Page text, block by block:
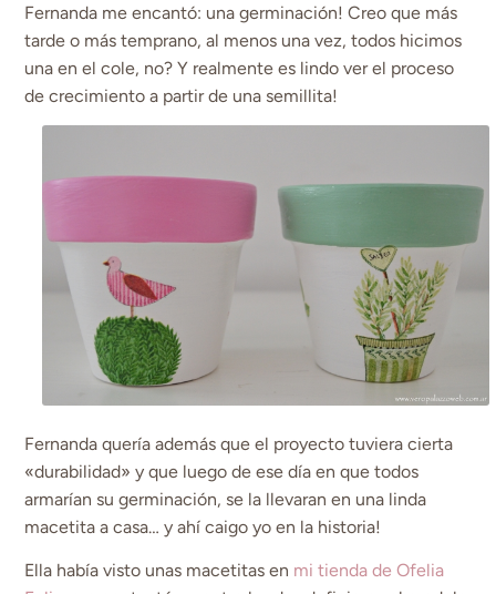
Fernanda me encantó: una germinación! Creo que más
tarde o más temprano, al menos una vez, todos hicimos
una en el cole, no? Y realmente es lindo ver el proceso
de crecimiento a partir de una semillita!
Fernanda quería además que el proyecto tuviera cierta
«durabilidad» y que luego de ese día en que todos
armarían su germinación, se la llevaran en una linda
macetita a casa… y ahí caigo yo en la historia!
Ella había visto unas macetitas en mi tienda de Ofelia